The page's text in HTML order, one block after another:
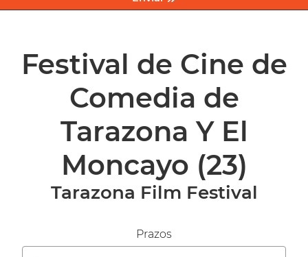
Festival de Cine de
Comedia de
Tarazona Y El
Moncayo (23)
Tarazona Film Festival
Prazos